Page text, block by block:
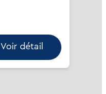
Voir détail